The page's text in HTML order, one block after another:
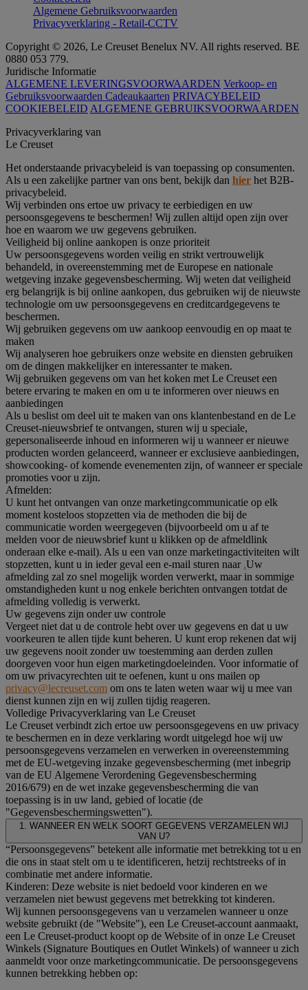
Algemene Gebruiksvoorwaarden
Privacyverklaring - Retail-CCTV
Copyright © 2026, Le Creuset Benelux NV. All rights reserved. BE
0880 053 779.
Juridische Informatie
ALGEMENE LEVERINGSVOORWAARDEN Verkoop- en
Gebruiksvoorwaarden Cadeaukaarten PRIVACYBELEID
COOKIEBELEID ALGEMENE GEBRUIKSVOORWAARDEN
Privacyverklaring van
Le Creuset
Het onderstaande privacybeleid is van toepassing op consumenten.
Als u een zakelijke partner van ons bent, bekijk dan hier het B2B-
privacybeleid.
Wij verbinden ons ertoe uw privacy te eerbiedigen en uw
persoonsgegevens te beschermen! Wij zullen altijd open zijn over
hoe en waarom we uw gegevens gebruiken.
Veiligheid bij online aankopen is onze prioriteit
Uw persoonsgegevens worden veilig en strikt vertrouwelijk
behandeld, in overeenstemming met de Europese en nationale
wetgeving inzake gegevensbescherming. Wij weten dat veiligheid
erg belangrijk is bij online aankopen, dus gebruiken wij de nieuwste
technologie om uw persoonsgegevens en creditcardgegevens te
beschermen.
Wij gebruiken gegevens om uw aankoop eenvoudig en op maat te
maken
Wij analyseren hoe gebruikers onze website en diensten gebruiken
om de dingen makkelijker en interessanter te maken.
Wij gebruiken gegevens om van het koken met Le Creuset een
betere ervaring te maken en om u te informeren over nieuws en
aanbiedingen
Als u beslist om deel uit te maken van ons klantenbestand en de Le
Creuset-nieuwsbrief te ontvangen, sturen wij u speciale,
gepersonaliseerde inhoud en informeren wij u wanneer er nieuwe
producten worden gelanceerd, wanneer er exclusieve aanbiedingen,
showcooking- of komende evenementen zijn, of wanneer er speciale
promoties voor u zijn.
Afmelden:
U kunt het ontvangen van onze marketingcommunicatie op elk
moment kosteloos stopzetten via de methoden die bij de
communicatie worden weergegeven (bijvoorbeeld om u af te
melden voor de nieuwsbrief kunt u klikken op de afmeldlink
onderaan elke e-mail). Als u een van onze marketingactiviteiten wilt
stopzetten, kunt u in ieder geval een e-mail sturen naar .Uw
afmelding zal zo snel mogelijk worden verwerkt, maar in sommige
omstandigheden kunt u nog enkele berichten ontvangen totdat de
afmelding volledig is verwerkt.
Uw gegevens zijn onder uw controle
Vergeet niet dat u de controle hebt over uw gegevens en dat u uw
voorkeuren te allen tijde kunt beheren. U kunt erop rekenen dat wij
uw gegevens nooit zonder uw toestemming aan derden zullen
doorgeven voor hun eigen marketingdoeleinden. Voor informatie of
om uw privacyrechten uit te oefenen, kunt u ons mailen op
privacy@lecreuset.com om ons te laten weten waar wij u mee van
dienst kunnen zijn en wij zullen tijdig reageren.
Volledige Privacyverklaring van Le Creuset
Le Creuset verbindt zich ertoe uw persoonsgegevens en uw privacy
te beschermen en in deze verklaring wordt uitgelegd hoe wij uw
persoonsgegevens verzamelen en verwerken in overeenstemming
met de EU-wetgeving inzake gegevensbescherming (met inbegrip
van de EU Algemene Verordening Gegevensbescherming
2016/679) en de wet inzake gegevensbescherming die van
toepassing is in uw land, gebied of locatie (de
"Gegevensbeschermingswetten").
1. WANNEER EN WELK SOORT GEGEVENS VERZAMELEN WIJ
VAN U?
“Persoonsgegevens” betekent alle informatie met betrekking tot u en
die ons in staat stelt om u te identificeren, hetzij rechtstreeks of in
combinatie met andere informatie.
Kinderen: Deze website is niet bedoeld voor kinderen en we
verzamelen niet bewust gegevens met betrekking tot kinderen.
Wij kunnen persoonsgegevens van u verzamelen wanneer u onze
website gebruikt (de "Website"), een Le Creuset-account aanmaakt,
een Le Creuset-product koopt op de Website of in onze Le Creuset
Winkels (Signature Boutiques en Outlet Winkels) of wanneer u zich
aanmeldt voor onze marketingcommunicatie. De persoonsgegevens
kunnen betrekking hebben op: